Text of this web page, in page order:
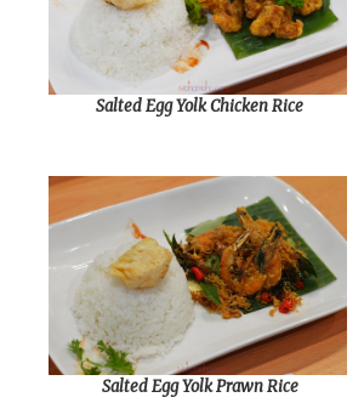
Salted Egg Yolk Chicken Rice
Salted Egg Yolk Prawn Rice